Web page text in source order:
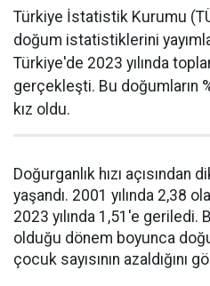
Türkiye İstatistik Kurumu
doğum istatistiklerini
Türkiye'de 2023 yılında
gerçekleşti. Bu doğumların
kız oldu.
Doğurganlık hızı
yaşandı. 2001 yılında 2,38
2023 yılında 1,51'e geriledi.
olduğu dönem boyunca
çocuk sayısının azaldığını